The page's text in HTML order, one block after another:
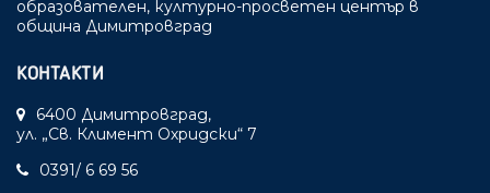
образователен, културно-просветен център в
община Димитровград
КОНТАКТИ
6400 Димитровград,
ул. „Св. Климент Охридски“ 7
0391/ 6 69 56